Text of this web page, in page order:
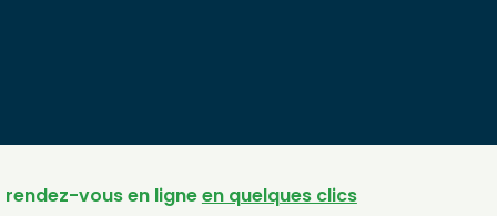
rendez-vous en ligneen quelques clics